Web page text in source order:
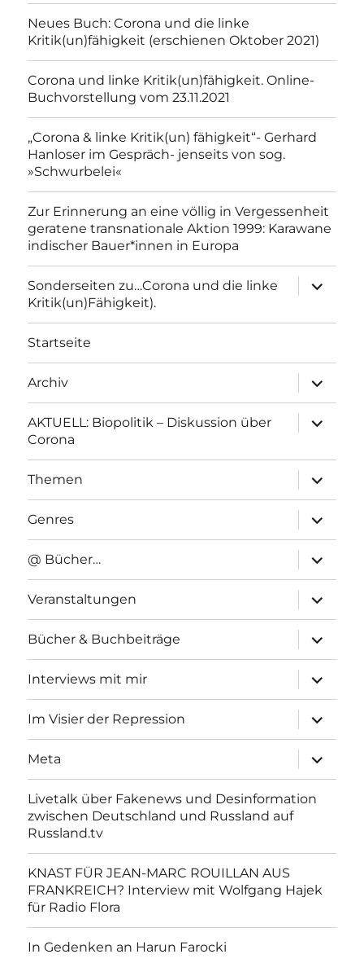
Neues Buch: Corona und die linke
Kritik(un)fähigkeit (erschienen Oktober 2021)
Corona und linke Kritik(un)fähigkeit. Online-
Buchvorstellung vom 23.11.2021
„Corona & linke Kritik(un) fähigkeit“- Gerhard
Hanloser im Gespräch- jenseits von sog.
»Schwurbelei«
Zur Erinnerung an eine völlig in Vergessenheit
geratene transnationale Aktion 1999: Karawane
indischer Bauer*innen in Europa
Sonderseiten zu…Corona und die linke
Kritik(un)Fähigkeit).
anzeigen
Startseite
Archiv
anzeigen
AKTUELL: Biopolitik – Diskussion über
Corona
anzeigen
Themen
anzeigen
Genres
anzeigen
@ Bücher…
anzeigen
Veranstaltungen
anzeigen
Bücher & Buchbeiträge
anzeigen
Interviews mit mir
anzeigen
Im Visier der Repression
anzeigen
Meta
anzeigen
Livetalk über Fakenews und Desinformation
zwischen Deutschland und Russland auf
Russland.tv
KNAST FÜR JEAN-MARC ROUILLAN AUS
FRANKREICH? Interview mit Wolfgang Hajek
für Radio Flora
In Gedenken an Harun Farocki